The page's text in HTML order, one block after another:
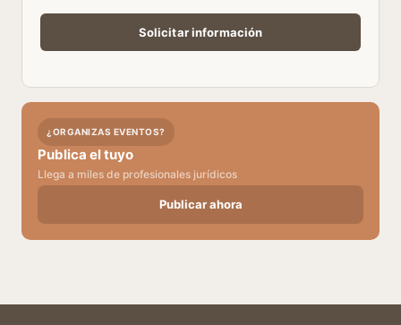
¿ORGANIZAS EVENTOS?
Publica el tuyo
Llega a miles de profesionales jurídicos
Publicar ahora